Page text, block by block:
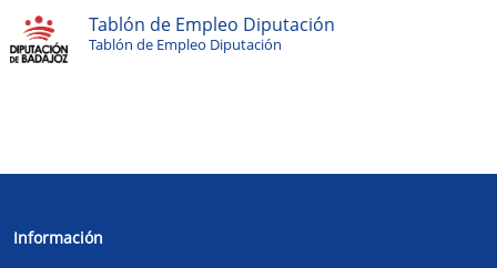
Tablón de Empleo Diputación
Tablón de Empleo Diputación
Información